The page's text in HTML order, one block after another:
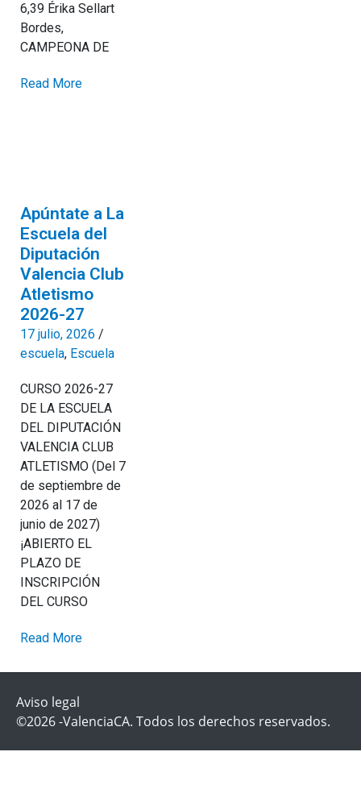
6,39 Érika Sellart
Bordes,
CAMPEONA DE
Read More
Apúntate a La
Escuela del
Diputación
Valencia Club
Atletismo
2026-27
17 julio, 2026 /
escuela, Escuela
CURSO 2026-27
DE LA ESCUELA
DEL DIPUTACIÓN
VALENCIA CLUB
ATLETISMO (Del 7
de septiembre de
2026 al 17 de
junio de 2027)
¡ABIERTO EL
PLAZO DE
INSCRIPCIÓN
DEL CURSO
Read More
Aviso legal
©2026 -ValenciaCA. Todos los derechos reservados.